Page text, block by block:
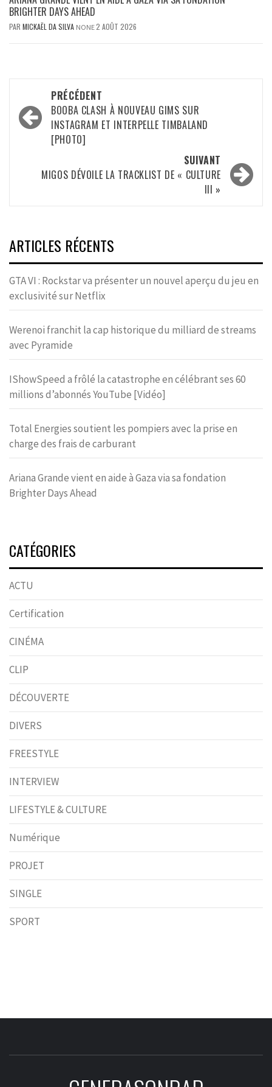
BRIGHTER DAYS AHEAD
PAR MICKAËL DA SILVA NONE2 AOÛT 2026
Navigation
d’article
PRÉCÉDENT
BOOBA CLASH À NOUVEAU GIMS SUR
INSTAGRAM ET INTERPELLE TIMBALAND
[PHOTO]
SUIVANT
MIGOS DÉVOILE LA TRACKLIST DE « CULTURE
III »
ARTICLES RÉCENTS
GTA VI : Rockstar va présenter un nouvel aperçu du jeu en
exclusivité sur Netflix
Werenoi franchit la cap historique du milliard de streams
avec Pyramide
IShowSpeed a frôlé la catastrophe en célébrant ses 60
millions d’abonnés YouTube [Vidéo]
Total Energies soutient les pompiers avec la prise en
charge des frais de carburant
Ariana Grande vient en aide à Gaza via sa fondation
Brighter Days Ahead
CATÉGORIES
ACTU
Certification
CINÉMA
CLIP
DÉCOUVERTE
DIVERS
FREESTYLE
INTERVIEW
LIFESTYLE & CULTURE
Numérique
PROJET
SINGLE
SPORT